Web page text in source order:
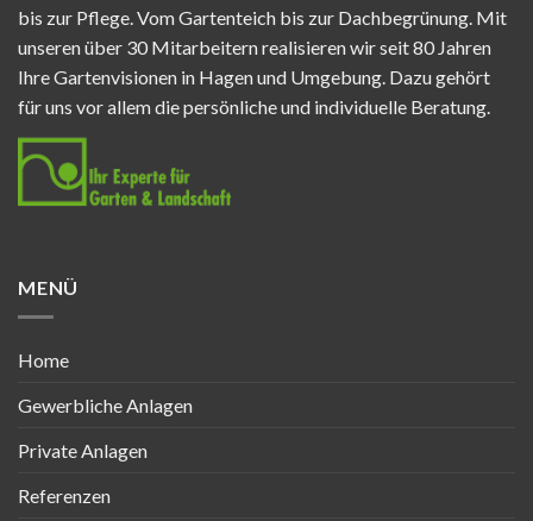
bis zur Pflege. Vom Gartenteich bis zur Dachbegrünung. Mit
unseren über 30 Mitarbeitern realisieren wir seit 80 Jahren
Ihre Gartenvisionen in Hagen und Umgebung. Dazu gehört
für uns vor allem die persönliche und individuelle Beratung.
MENÜ
Home
Gewerbliche Anlagen
Private Anlagen
Referenzen